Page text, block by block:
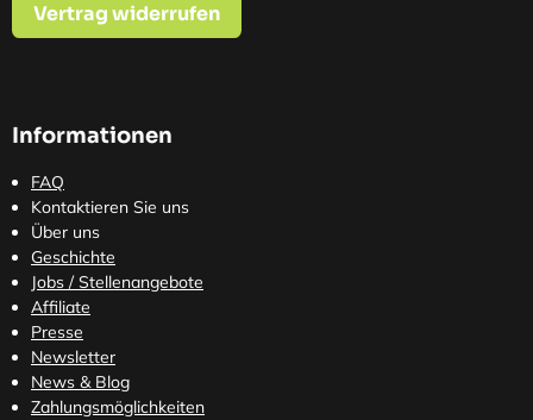
Vertrag widerrufen
Informationen
FAQ
Kontaktieren Sie uns
Über uns
Geschichte
Jobs / Stellenangebote
Affiliate
Presse
Newsletter
News & Blog
Zahlungsmöglichkeiten